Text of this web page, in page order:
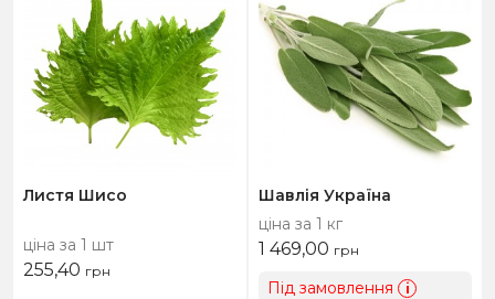
Листя Шисо
ціна за 1 шт
255,40 грн
Шавлія Україна
ціна за 1 кг
1 469,00 грн
Під замовлення i